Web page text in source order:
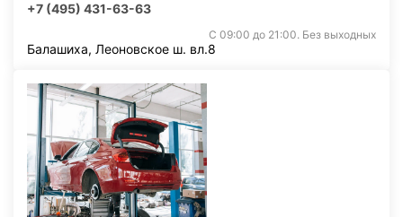
+7 (495) 431-63-63
С 09:00 до 21:00. Без выходных
Балашиха, Леоновское ш. вл.8